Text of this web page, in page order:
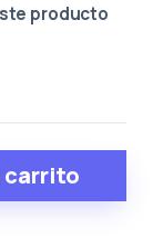
producto
carrito